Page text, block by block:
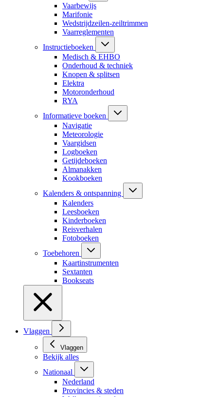
Vaarbewijs
Marifonie
Wedstrijdzeilen-zeiltrimmen
Vaarreglementen
Instructieboeken
Medisch & EHBO
Onderhoud & techniek
Knopen & splitsen
Elektra
Motoronderhoud
RYA
Informatieve boeken
Navigatie
Meteorologie
Vaargidsen
Logboeken
Getijdeboeken
Almanakken
Kookboeken
Kalenders & ontspanning
Kalenders
Leesboeken
Kinderboeken
Reisverhalen
Fotoboeken
Toebehoren
Kaartinstrumenten
Sextanten
Bookseats
Vlaggen
Vlaggen
Bekijk alles
Nationaal
Nederland
Provincies & steden